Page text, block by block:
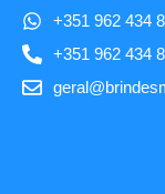
+351 962 434
+351 962 434